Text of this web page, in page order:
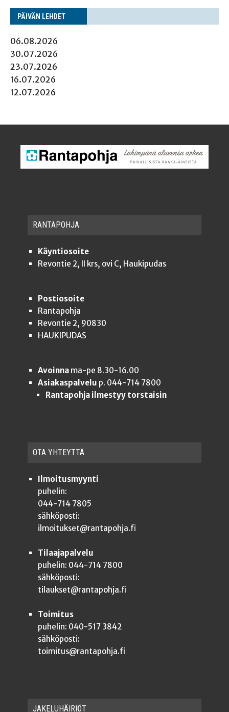
PÄI­VÄN LEHDET
06.08.2026
30.07.2026
23.07.2026
16.07.2026
12.07.2026
RAN­TA­POH­JA
Käyntiosoite
Revontie 2, II krs, ovi C, Haukipudas
Postiosoite
Rantapohja
Revontie 2, 90830
HAUKIPUDAS
Avoinnama-pe 8.30-16.00
Asiakaspalvelu p. 044-714 7800
Rantapohja ilmestyy torstaisin
OTA YHTEYT­TÄ
Ilmoitusmyynti
puhelin:
044-714 7805
sähköposti:
ilmoitukset@rantapohja.fi
Tilaajapalvelu
puhelin: 044-714 7800
sähköposti:
tilaukset@rantapohja.fi
Toimitus
puhelin: 040-517 3842
sähköposti:
toimitus@rantapohja.fi
JAKE­LU­HÄI­RIÖT